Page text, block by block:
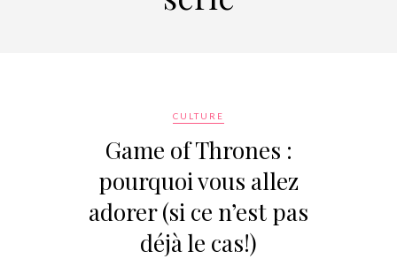
CULTURE
Game of Thrones :
pourquoi vous allez
adorer (si ce n’est pas
déjà le cas!)